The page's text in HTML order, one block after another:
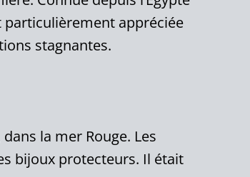
particulièrement appréciée
stagnantes.
la mer Rouge. Les
bijoux protecteurs. Il était